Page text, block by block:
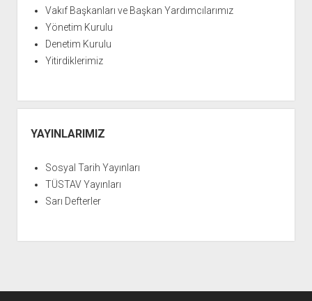
Vakıf Başkanları ve Başkan Yardımcılarımız
Yönetim Kurulu
Denetim Kurulu
Yitirdiklerimiz
YAYINLARIMIZ
Sosyal Tarih Yayınları
TÜSTAV Yayınları
Sarı Defterler